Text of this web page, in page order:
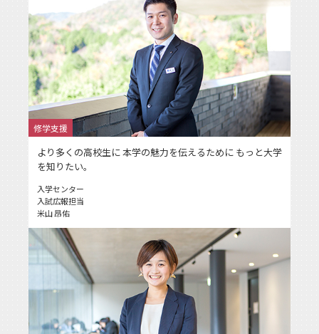
修学支援
より多くの高校生に 本学の魅力を伝えるために もっと大学
を知りたい。
入学センター
入試広報担当
米山 昂佑